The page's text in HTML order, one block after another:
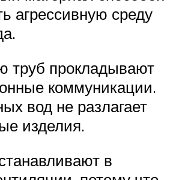
агрессивную среду
труб прокладывают
коммуникации.
вод не разлагает
изделия.
в